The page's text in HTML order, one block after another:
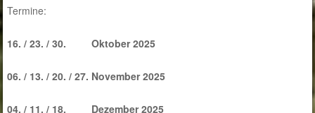
Termine:
16. / 23. / 30. Oktober 2025
06. / 13. / 20. / 27. November 2025
04. / 11. / 18. Dezember 2025